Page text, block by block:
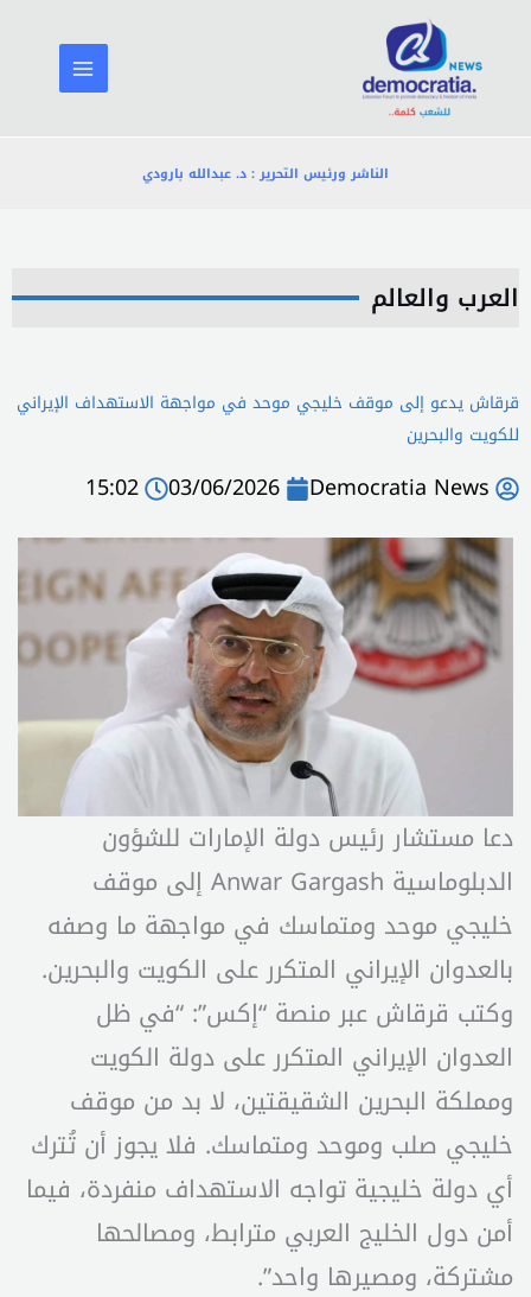
المحتوى
الناشر ورئيس التحرير : د. عبدالله بارودي
العرب والعالم
قرقاش يدعو إلى موقف خليجي موحد في مواجهة الاستهداف الإيراني
للكويت والبحرين
Democratia News
03/06/2026
15:02
دعا مستشار رئيس دولة الإمارات للشؤون
الدبلوماسية Anwar Gargash إلى موقف
خليجي موحد ومتماسك في مواجهة ما وصفه
بالعدوان الإيراني المتكرر على الكويت والبحرين.
وكتب قرقاش عبر منصة “إكس”: “في ظل
العدوان الإيراني المتكرر على دولة الكويت
ومملكة البحرين الشقيقتين، لا بد من موقف
خليجي صلب وموحد ومتماسك. فلا يجوز أن تُترك
أي دولة خليجية تواجه الاستهداف منفردة، فيما
أمن دول الخليج العربي مترابط، ومصالحها
مشتركة، ومصيرها واحد”.